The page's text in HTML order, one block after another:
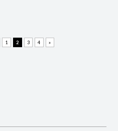
1 2 3 4 »